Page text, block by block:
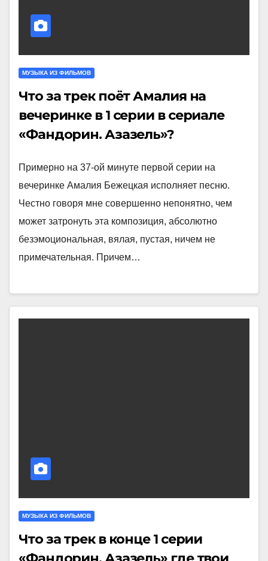
МУЗЫКА ИЗ ФИЛЬМОВ
Что за трек поёт Амалия на
вечеринке в 1 серии в сериале
«Фандорин. Азазель»?
Примерно на 37-ой минуте первой серии на
вечеринке Амалия Бежецкая исполняет песню.
Честно говоря мне совершенно непонятно, чем
может затронуть эта композиция, абсолютно
безэмоциональная, вялая, пустая, ничем не
примечательная. Причем…
МУЗЫКА ИЗ ФИЛЬМОВ
Что за трек в конце 1 серии